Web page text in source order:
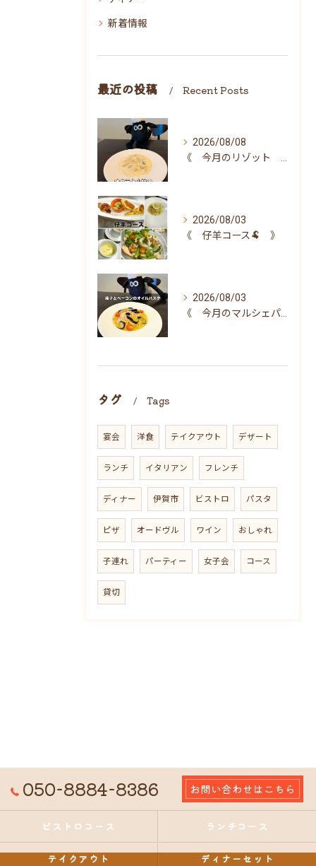
新着情報
最近の投稿 Recent Posts
2026/08/08
2026/08/03
《 仔羊コース🐏 》
2026/08/03
タグ Tags
宴会 洋食 テイクアウト デザート
ランチ イタリアン フレンチ
ディナー 伊賀市 ビストロ パスタ
ピザ オードヴル ワイン おしゃれ
子連れ パーティー 女子会 コース
貸切
050-8884-8386 お問い合わせはこちら
ビストロコース ランチコース
テイクアウト ディナーセット